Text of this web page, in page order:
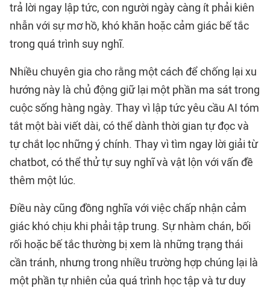
trả lời ngay lập tức, con người ngày càng ít phải kiên
nhẫn với sự mơ hồ, khó khăn hoặc cảm giác bế tắc
trong quá trình suy nghĩ.
Nhiều chuyên gia cho rằng một cách để chống lại xu
hướng này là chủ động giữ lại một phần ma sát trong
cuộc sống hàng ngày. Thay vì lập tức yêu cầu AI tóm
tắt một bài viết dài, có thể dành thời gian tự đọc và
tự chắt lọc những ý chính. Thay vì tìm ngay lời giải từ
chatbot, có thể thử tự suy nghĩ và vật lộn với vấn đề
thêm một lúc.
Điều này cũng đồng nghĩa với việc chấp nhận cảm
giác khó chịu khi phải tập trung. Sự nhàm chán, bối
rối hoặc bế tắc thường bị xem là những trạng thái
cần tránh, nhưng trong nhiều trường hợp chúng lại là
một phần tự nhiên của quá trình học tập và tư duy